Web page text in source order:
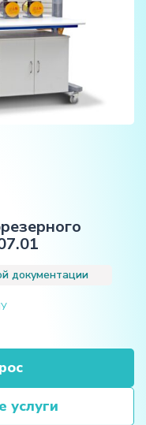
документации
услуги